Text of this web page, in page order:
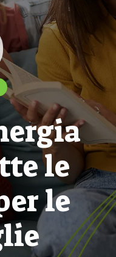
le
le